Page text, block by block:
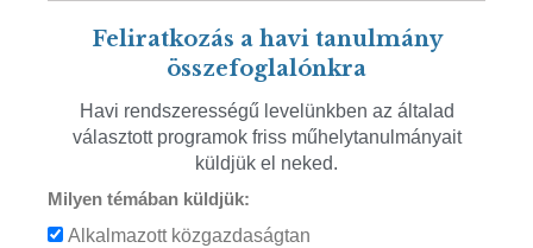
Feliratkozás a havi tanulmány
összefoglalónkra
Havi rendszerességű levelünkben az általad
választott programok friss műhelytanulmányait
küldjük el neked.
Milyen témában küldjük:
Alkalmazott közgazdaságtan